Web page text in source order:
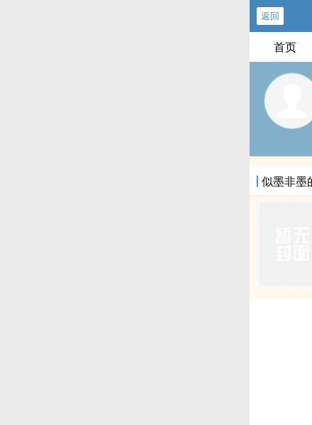
返回
首页
似墨非墨